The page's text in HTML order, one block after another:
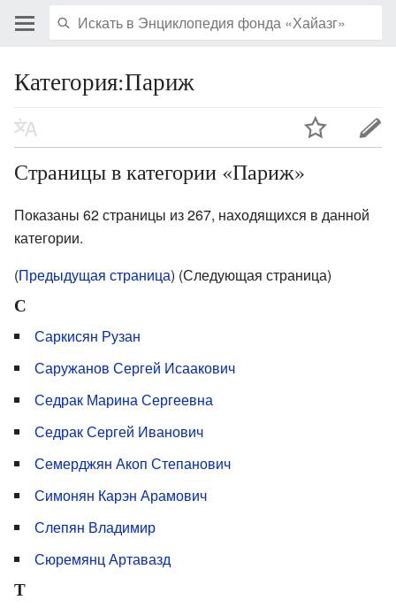
Категория:Париж
Страницы в категории «Париж»
Показаны 62 страницы из 267, находящихся в данной
категории.
(Предыдущая страница) (Следующая страница)
С
Саркисян Рузан
Саружанов Сергей Исаакович
Седрак Марина Сергеевна
Седрак Сергей Иванович
Семерджян Акоп Степанович
Симонян Карэн Арамович
Слепян Владимир
Сюремянц Артавазд
Т